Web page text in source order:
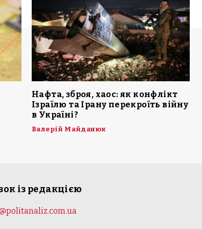
Нафта, зброя, хаос: як конфлікт
Ізраїлю та Ірану перекроїть війну
в Україні?
Валерій Майданюк
із редакцією